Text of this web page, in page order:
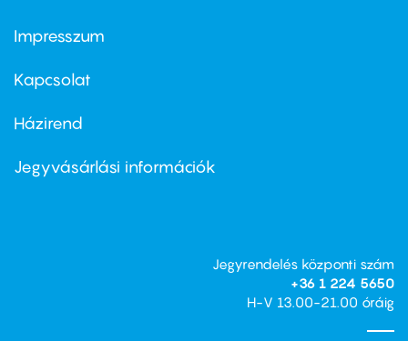
Footer
first
Impresszum
Kapcsolat
Footer
second
Házirend
Jegyvásárlási információk
Jegyrendelés központi szám
+36 1 224 5650
H-V 13.00-21.00 óráig